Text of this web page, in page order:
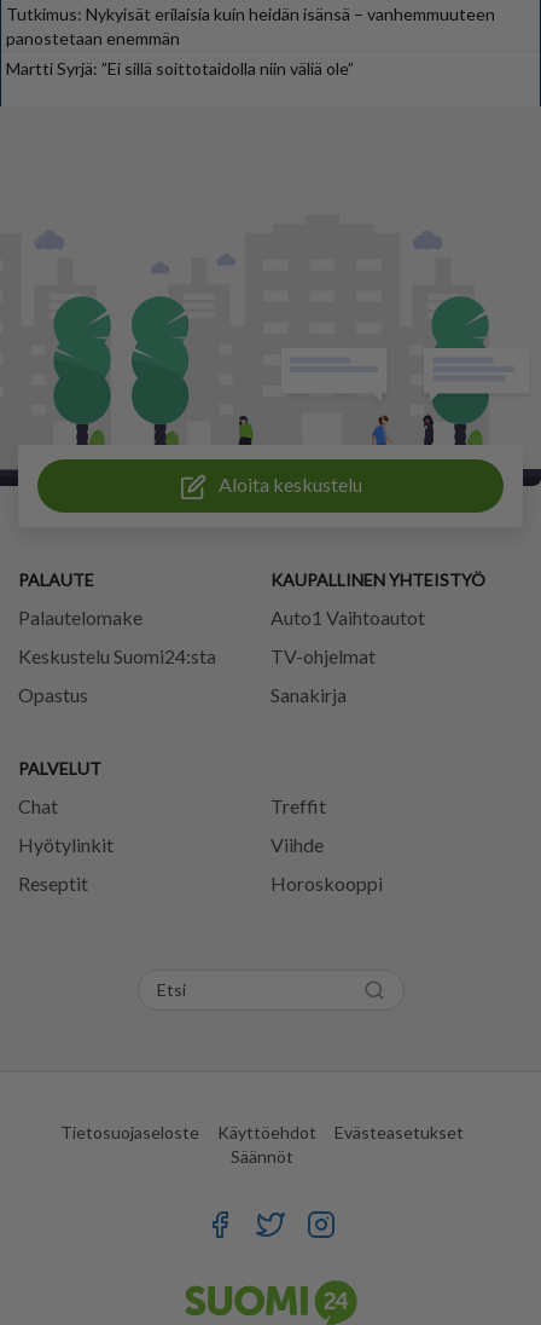
Tutkimus: Nykyisät erilaisia kuin heidän isänsä – vanhemmuuteen
panostetaan enemmän
Martti Syrjä: ”Ei sillä soittotaidolla niin väliä ole”
Aloita keskustelu
PALAUTE
Palautelomake
Keskustelu Suomi24:sta
Opastus
PALVELUT
Chat
Treffit
Hyötylinkit
Viihde
Reseptit
Horoskooppi
KAUPALLINEN YHTEISTYÖ
Auto1 Vaihtoautot
TV-ohjelmat
Sanakirja
Tietosuojaseloste Käyttöehdot
Evästeasetukset
Säännöt